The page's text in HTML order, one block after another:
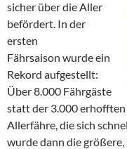
sicher über die Aller
befördert. In der
ersten
Fährsaison wurde ein
Rekord aufgestellt:
Über 8.000 Fährgäste
statt der 3.000 erhofften
Allerfähre, die sich
wurde dann die